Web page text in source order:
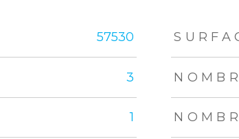
57530
3
1